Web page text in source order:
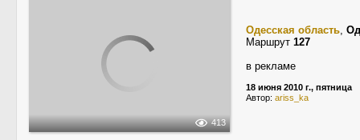
413
Одесская область,
Маршрут 127
в рекламе
18 июня 2010 г., пятница
Автор: ariss_ka